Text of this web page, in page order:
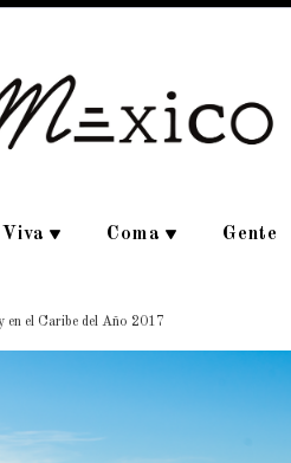
Viva Coma Gente
en el Caribe del Año 2017